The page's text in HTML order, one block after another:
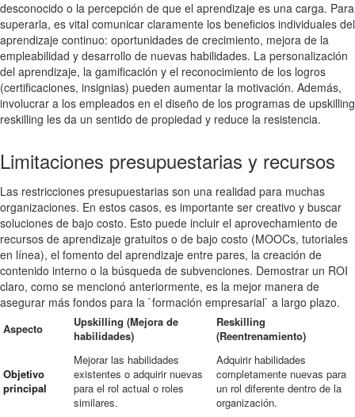
desconocido o la percepción de que el aprendizaje es una carga. Para
superarla, es vital comunicar claramente los beneficios individuales del
aprendizaje continuo: oportunidades de crecimiento, mejora de la
empleabilidad y desarrollo de nuevas habilidades. La personalización
del aprendizaje, la gamificación y el reconocimiento de los logros
(certificaciones, insignias) pueden aumentar la motivación. Además,
involucrar a los empleados en el diseño de los programas de upskilling
reskilling les da un sentido de propiedad y reduce la resistencia.
Limitaciones presupuestarias y recursos
Las restricciones presupuestarias son una realidad para muchas
organizaciones. En estos casos, es importante ser creativo y buscar
soluciones de bajo costo. Esto puede incluir el aprovechamiento de
recursos de aprendizaje gratuitos o de bajo costo (MOOCs, tutoriales
en línea), el fomento del aprendizaje entre pares, la creación de
contenido interno o la búsqueda de subvenciones. Demostrar un ROI
claro, como se mencionó anteriormente, es la mejor manera de
asegurar más fondos para la `formación empresarial` a largo plazo.
Aspecto
Upskilling (Mejora de
habilidades)
Reskilling
(Reentrenamiento)
Objetivo
principal
Mejorar las habilidades
existentes o adquirir nuevas
para el rol actual o roles
similares.
Adquirir habilidades
completamente nuevas para
un rol diferente dentro de la
organización.